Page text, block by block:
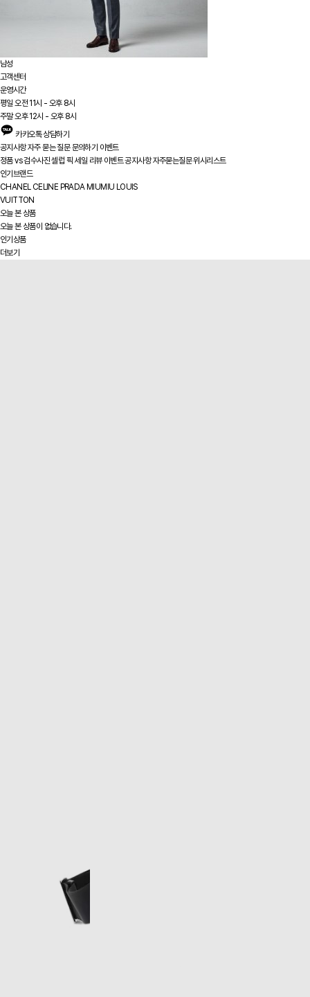
남성
고객센터
운영시간
평일 오전 11시 - 오후 8시
주말 오후 12시 - 오후 8시
카카오톡 상담하기
공지사항자주 묻는 질문문의하기 이벤트
정품 vs검수사진셀럽 픽 세일 리뷰 이벤트공지사항 자주묻는질문위시리스트
인기브랜드
CHANEL CELINE PRADA MIUMIU LOUIS
VUITTON
오늘 본 상품
오늘 본 상품이 없습니다.
인기상품
더보기